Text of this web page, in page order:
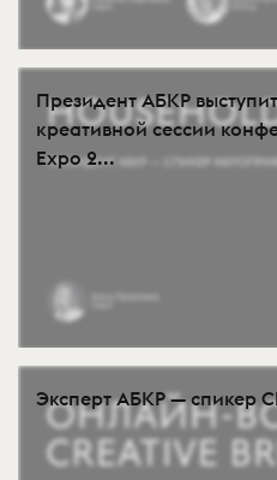
Президент АБКР
креативной сессии
Expo 2...
Эксперт АБКР — спикер